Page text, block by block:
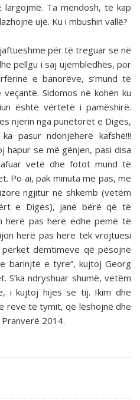
Ta mendosh, të kap
ujë. Ku i mbushin vallë?
për të treguar se në
pellgu i saj ujëmbledhës, por
e banorëve, s’mund të
Sidomos në kohën ku
është vërtetë i pamëshirë.
njërin nga punëtorët e Digës,
pasur ndonjëherë kafshë!!!
hapur se më gënjen, pasi disa
vetë dhe fotot mund të
Po ai, pak minuta më pas, më
ngjitur në shkëmb (vetëm
e Digës), janë bërë që të
herë pas here edhe pemë të
herë pas here tek vrojtuesi
dëmtimeve që pësojnë
barinjtë e tyre”, kujtoj Georg
S’ka ndryshuar shumë, vetëm
i kujtoj hijes së tij. Ikim dhe
reve të tymit, që lëshojnë dhe
2014.